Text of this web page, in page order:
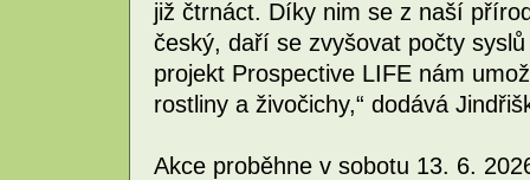
již čtrnáct. Díky nim se z naší
český, daří se zvyšovat počty
projekt Prospective LIFE nám
rostliny a živočichy,“ dodává
Akce proběhne v sobotu 13. 6.